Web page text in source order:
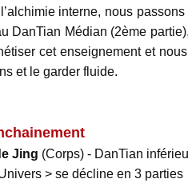
interne, nous
DanTian Médian (2ème
cet enseignement et
et le garder fluide.
Jing (Corps) - DanTian
> se décline en 3 parties